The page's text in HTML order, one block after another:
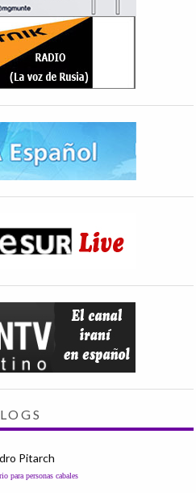
Pitarch
para personas cabales